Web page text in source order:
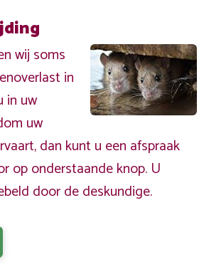
wij soms
in
in uw
uw
dan kunt u een afspraak
op onderstaande knop. U
door de deskundige.